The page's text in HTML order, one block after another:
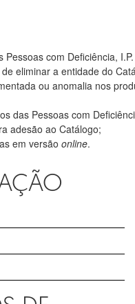
com Deficiência, I.P.
eliminar a entidade do
ou anomalia nos
das Pessoas com
adesão ao Catálogo;
em versão online.